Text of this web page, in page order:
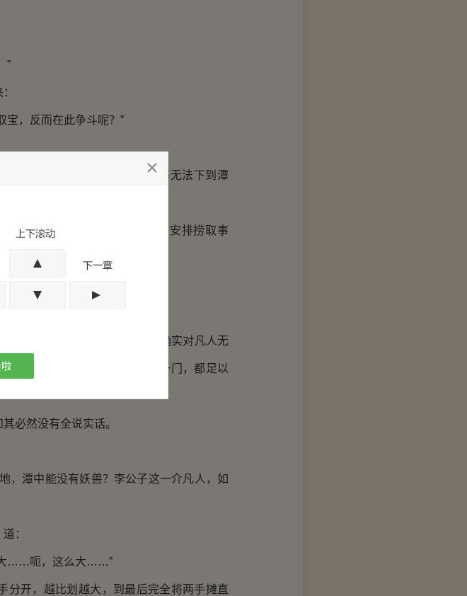
”
，反而在此争斗呢？”
潭对修士似有排斥阵法，我等无法下到潭
拼，确定归属后，再由宗门安排捞取事
行者无碍？”
比各位稍为熟悉一些。此处确实对凡人无
在话下。如能取到，献与任何一门，都足以
必然没有全说实话。
潭中能没有妖兽？李公子这一介凡人，如
：
……呃，这么大……”
开，越比划越大，到最后完全将两手摊直